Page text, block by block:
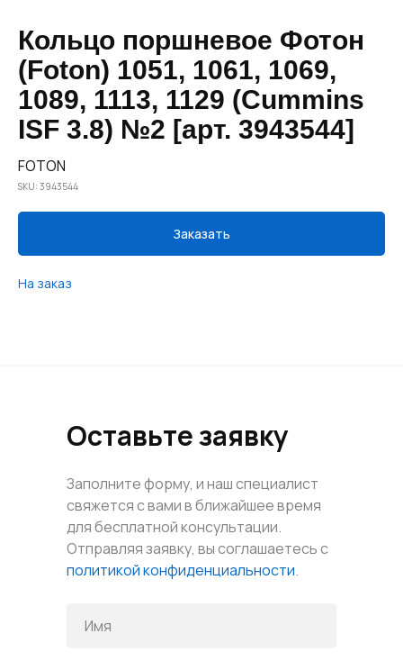
Кольцо поршневое Фотон
(Foton) 1051, 1061, 1069,
1089, 1113, 1129 (Cummins
ISF 3.8) №2 [арт. 3943544]
FOTON
SKU: 3943544
Заказать
На заказ
Оставьте заявку
Заполните форму, и наш специалист
свяжется с вами в ближайшее время
для бесплатной консультации.
Отправляя заявку, вы соглашаетесь с
политикой конфиденциальности.